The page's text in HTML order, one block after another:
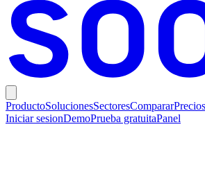
ProductoSolucionesSectoresCompararPrecios
Iniciar sesionDemoPrueba gratuitaPanel